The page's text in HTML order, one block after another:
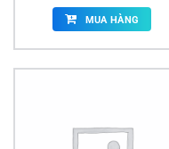
MUA HÀNG